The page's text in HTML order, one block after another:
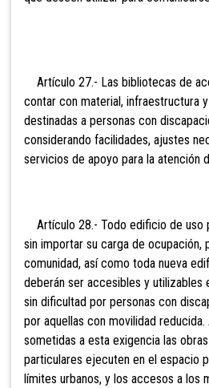
Artículo 27.- Las bibliotecas de
contar con material, infraestructura
destinadas a personas con
considerando facilidades, ajustes
servicios de apoyo para la atención
Artículo 28.- Todo edificio de uso
sin importar su carga de ocupación,
comunidad, así como toda nueva
deberán ser accesibles y utilizables
sin dificultad por personas con
por aquellas con movilidad
sometidas a esta exigencia las
particulares ejecuten en el espacio
límites urbanos, y los accesos a los